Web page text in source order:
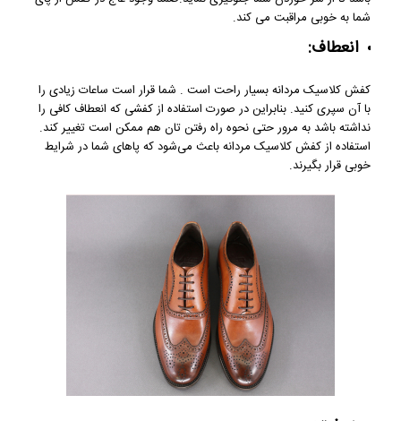
شما به خوبی مراقبت می کند.
انعطاف:
کفش کلاسیک مردانه بسیار راحت است . شما قرار است ساعات زیادی را
با آن سپری کنید. بنابراین در صورت استفاده از کفشی که انعطاف کافی را
نداشته باشد به مرور حتی نحوه راه رفتن تان هم ممکن است تغییر کند.
استفاده از کفش کلاسیک مردانه باعث می‌شود که پاهای شما در شرایط
خوبی قرار بگیرند.